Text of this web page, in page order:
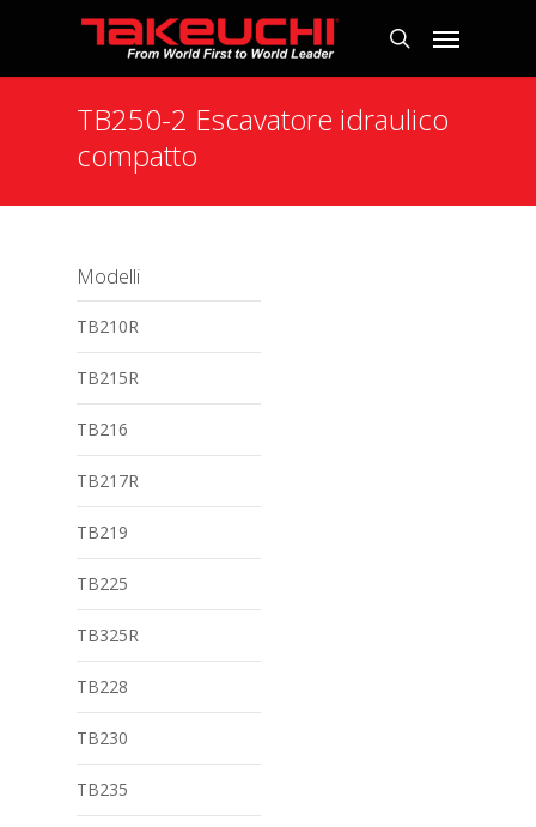
TB250-2 Escavatore idraulico
compatto
Modelli
TB210R
TB215R
TB216
TB217R
TB219
TB225
TB325R
TB228
TB230
TB235